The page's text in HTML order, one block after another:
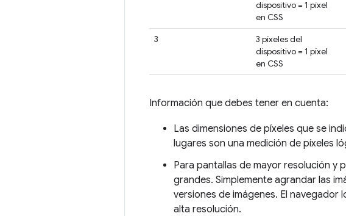
dispositivo = 1 píxel
en CSS
3
3 píxeles del
dispositivo = 1 píxel
en CSS
Información que debes tener en cuenta:
Las dimensiones de píxeles que se
lugares son una medición de píxeles
Para pantallas de mayor resolución y
grandes. Simplemente agrandar las
versiones de imágenes. El
alta resolución.